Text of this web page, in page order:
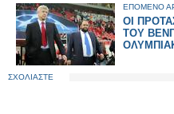
ΕΠΟΜΕΝΟ
ΟΙ
ΤΟΥ
ΣΧΟΛΙΑΣΤΕ